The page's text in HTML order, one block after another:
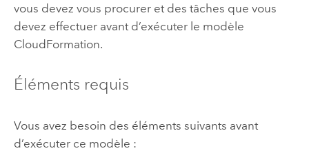
vous devez vous procurer et des tâches que vous
devez effectuer avant d’exécuter le modèle
CloudFormation.
Éléments requis
Vous avez besoin des éléments suivants avant
d’exécuter ce modèle :